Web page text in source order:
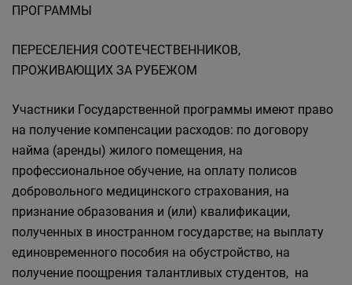
ПРОГРАММЫ
ПЕРЕСЕЛЕНИЯ СООТЕЧЕСТВЕННИКОВ,
ПРОЖИВАЮЩИХ ЗА РУБЕЖОМ
Участники Государственной программы имеют право
на получение компенсации расходов: по договору
найма (аренды) жилого помещения, на
профессиональное обучение, на оплату полисов
добровольного медицинского страхования, на
признание образования и (или) квалификации,
полученных в иностранном государстве; на выплату
единовременного пособия на обустройство, на
получение поощрения талантливых студентов, на